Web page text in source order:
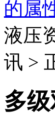
液压
讯 >
多